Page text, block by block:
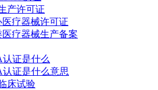
产许可证
医疗器械许可证
医疗器械生产备案
认证是什么
认证是什么意思
床试验